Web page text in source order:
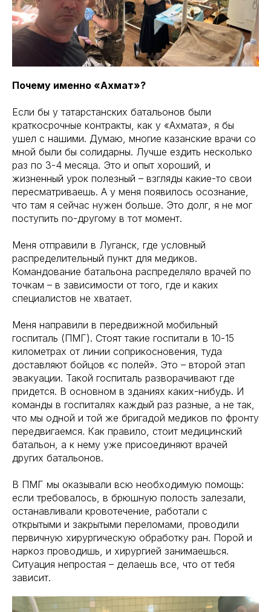
Почему именно «Ахмат»?
Если бы у татарстанских батальонов были
краткосрочные контракты, как у «Ахмата», я бы
ушел с нашими. Думаю, многие казанские врачи со
мной были бы солидарны. Лучше ездить несколько
раз по 3-4 месяца. Это и опыт хороший, и
жизненный урок полезный – взгляды какие-то свои
пересматриваешь. А у меня появилось осознание,
что там я сейчас нужен больше. Это долг, я не мог
поступить по-другому в тот момент.
Меня отправили в Луганск, где условный
распределительный пункт для медиков.
Командование батальона распределяло врачей по
точкам – в зависимости от того, где и каких
специалистов не хватает.
Меня направили в передвижной мобильный
госпиталь (ПМГ). Стоят такие госпитали в 10-15
километрах от линии соприкосновения, туда
доставляют бойцов «с полей». Это – второй этап
эвакуации. Такой госпиталь разворачивают где
придется. В основном в зданиях каких-нибудь. И
команды в госпиталях каждый раз разные, а не так,
что мы одной и той же бригадой медиков по фронту
передвигаемся. Как правило, стоит медицинский
батальон, а к нему уже присоединяют врачей
других батальонов.
В ПМГ мы оказывали всю необходимую помощь:
если требовалось, в брюшную полость залезали,
останавливали кровотечение, работали с
открытыми и закрытыми переломами, проводили
первичную хирургическую обработку ран. Порой и
наркоз проводишь, и хирургией занимаешься.
Ситуация непростая – делаешь все, что от тебя
зависит.